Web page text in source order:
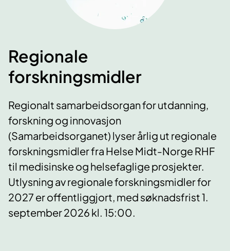
Regionale
forskningsmidler
Regionalt samarbeidsorgan for utdanning,
forskning og innovasjon
(Samarbeidsorganet) lyser årlig ut regionale
forskningsmidler fra Helse Midt-Norge RHF
til medisinske og helsefaglige prosjekter.
Utlysning av regionale forskningsmidler for
2027 er offentliggjort, med søknadsfrist 1.
september 2026 kl. 15:00.